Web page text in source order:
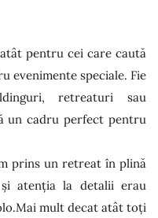
pentru cei care caută
evenimente speciale. Fie
retreaturi sau
un cadru perfect pentru
prins un retreat în plină
atenția la detalii erau
mult decat atât toți